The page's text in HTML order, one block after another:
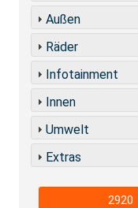
Außen
Räder
Infotainment
Innen
Umwelt
Extras
2920